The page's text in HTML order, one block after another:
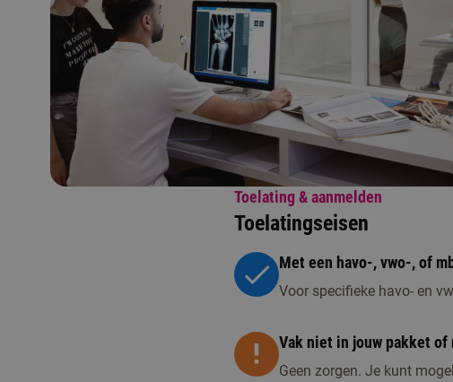
Toelating & aanmelden
Toelatingseisen
Met een havo-, vwo-, of
Voor specifieke havo- en
Vak niet in jouw pakket
Geen zorgen. Je kunt